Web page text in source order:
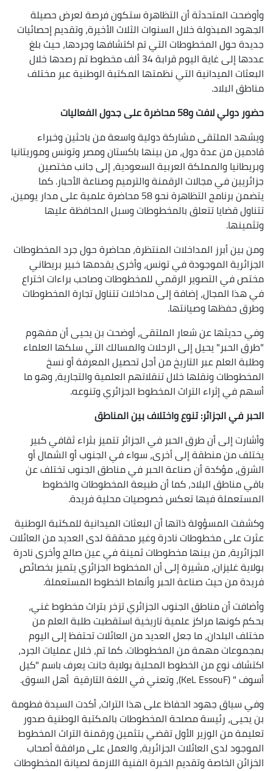
وأوضحت المتحدثة أن التظاهرة ستكون فرصة لعرض حصيلة
الجهود المبذولة خلال السنوات الثلاث الأخيرة، وتقديم إحصائيات
جديدة حول المخطوطات التي تم اكتشافها وجردها، حيث بلغ
عددها إلى غاية اليوم قرابة 34 ألف مخطوط تم رصدها خلال
البعثات الميدانية التي نظمتها المكتبة الوطنية عبر مختلف
مناطق البلاد.
حضور دولي لافت و58 محاضرة على جدول الفعاليات
ويشهد الملتقى مشاركة دولية واسعة من باحثين وخبراء
قادمين من عدة دول، من بينها باكستان ومصر وتونس وموريتانيا
وبريطانيا والمملكة العربية السعودية، إلى جانب مختصين
جزائريين في مجالات الرقمنة والترميم وصناعة الأحبار. كما
يتضمن برنامج التظاهرة نحو 58 محاضرة علمية على مدار يومين،
تتناول قضايا تتعلق بالمخطوطات وسبل المحافظة عليها
وتثمينها.
ومن بين أبرز المداخلات المنتظرة، محاضرة حول جرد المخطوطات
الجزائرية الموجودة في تونس، وأخرى يقدمها خبير بريطاني
مختص في التصوير الرقمي للمخطوطات وصاحب براءات اختراع
في هذا المجال، إضافة إلى مداخلات تتناول تجارة المخطوطات
وطرق حفظها وصيانتها.
وفي حديثها عن شعار الملتقى، أوضحت بن يحيى أن مفهوم
"طرق الحبر" يحيل إلى الرحلات والمسالك التي سلكها العلماء
وطلبة العلم عبر التاريخ من أجل تحصيل المعرفة أو نسخ
المخطوطات ونقلها خلال تنقلاتهم العلمية والتجارية، وهو ما
أسهم في إثراء التراث المخطوط الجزائري وتنوعه.
الحبر في الجزائر: تنوع واختلاف بين المناطق
وأشارت إلى أن طرق الحبر في الجزائر تتميز بثراء ثقافي كبير
يختلف من منطقة إلى أخرى، سواء في الجنوب أو الشمال أو
الشرق، مؤكدة أن صناعة الحبر في مناطق الجنوب تختلف عن
باقي مناطق البلاد، كما أن طبيعة المخطوطات والخطوط
المستعملة فيها تعكس خصوصيات محلية فريدة.
وكشفت المسؤولة ذاتها أن البعثات الميدانية للمكتبة الوطنية
عثرت على مخطوطات نادرة وغير محققة لدى العديد من العائلات
الجزائرية، من بينها مخطوطات ثمينة في عين صالح وأخرى نادرة
بولاية غليزان، مشيرة إلى أن المخطوط الجزائري يتميز بخصائص
فريدة من حيث صناعة الحبر وأنماط الخطوط المستعملة.
وأضافت أن مناطق الجنوب الجزائري تزخر بتراث مخطوط غني،
بحكم كونها مراكز علمية تاريخية استقطبت طلبة العلم من
مختلف البلدان، ما جعل العديد من العائلات تحتفظ إلى اليوم
بمجموعات مهمة من المخطوطات. كما تم، خلال عمليات الجرد،
اكتشاف نوع من الخطوط المحلية بولاية جانت يعرف باسم "كيل
أسوف " (KeL EssouF)، وتعني في اللغة التارقية أهل السوق.
وفي سياق جهود الحفاظ على هذا التراث، أكدت السيدة فطومة
بن يحيى، رئيسة مصلحة المخطوطات بالمكتبة الوطنية صدور
تعليمة من الوزير الأول تقضي بتثمين ورقمنة التراث المخطوط
الموجود لدى العائلات الجزائرية، والعمل على مرافقة أصحاب
الخزائن الخاصة وتقديم الخبرة الفنية اللازمة لصيانة المخطوطات